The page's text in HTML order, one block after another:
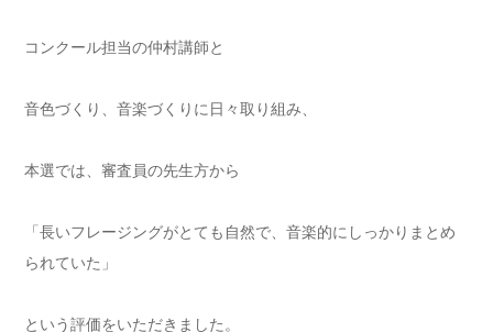
コンクール担当の仲村講師と
音色づくり、音楽づくりに日々取り組み、
本選では、審査員の先生方から
「長いフレージングがとても自然で、音楽的にしっかりまとめ
られていた」
という評価をいただきました。